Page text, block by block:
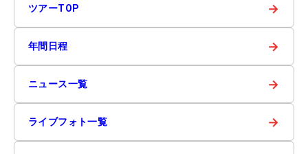
ツアーTOP →
年間日程 →
ニュース一覧 →
ライブフォト一覧 →